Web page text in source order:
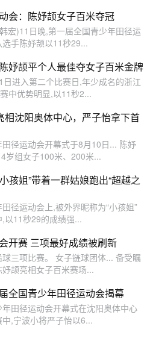
会：陈妤颉女子百米夺冠
宏)11日晚,第一届全国青少年田径运
手陈妤颉以11秒29...
妤颉平个人最佳夺女子百米金牌
进入第二个比赛日,年少成名的浙江
中优势明显,以11秒2...
相沈阳奥体中心，严子怡拿下首
径运动会开幕式于8月10日... 陈妤
岁组女子100米、200米...
孩姐”带着一群姑娘跑出“超越之
径运动会上,被外界昵称为“小孩姐”
以11秒29的成绩强...
开赛 三项最好成绩被刷新
三项比赛。 女子链球团体... 备受瞩
颉亮相女子百米赛场...
全国青少年田径运动会揭幕
田径运动会开幕式在沈阳奥体中心
,宁波小将严子怡以6...